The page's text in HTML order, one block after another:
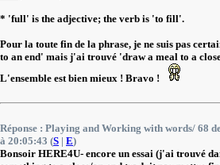
* 'full' is the adjective; the verb is 'to fill'.
Pour la toute fin de la phrase, je ne suis pas
to an end' mais j'ai trouvé 'draw a meal to a
L'ensemble est bien mieux ! Bravo !
Réponse : Playing and Working with words/ 68
à 20:05:43 (S | E)
Bonsoir HERE4U- encore un essai (j'ai trouvé